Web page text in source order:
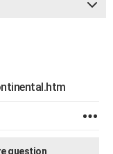
question